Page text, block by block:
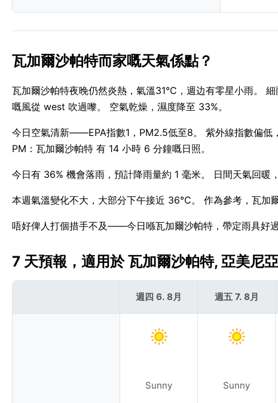
瓦加爾沙帕特而家嘅天氣係點？
瓦加爾沙帕特夜晚仍然炎熱，氣溫31°C，週边有零星小雨。
嘅風從 west 吹過嚟。 空氣乾燥，濕度降至 33%。
今日空氣清新——EPA指數1，PM2.5低至8。 紫外線指數偏
PM：瓦加爾沙帕特 有 14 小時 6 分鐘嘅日照。
今日有 36% 機會落雨，預計降雨量約 1 毫米。 日間天氣回暖
本週氣溫變化不大，大部分下午接近 36°C。 作為參考，瓦加
唔好俾人打個措手不及——今日喺瓦加爾沙帕特，帶定雨具好過
7 天預報，適用於 瓦加爾沙帕特, 亞美
週四 6. 8月
Sunny
週五 7. 8月
Sunny